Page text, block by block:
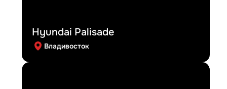
Hyundai Palisade
Владивосток